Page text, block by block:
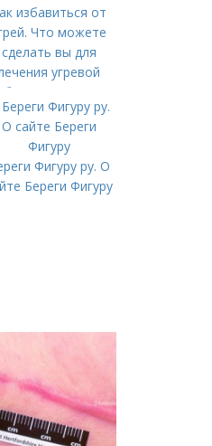
избавиться от
Что можете
сделать вы для
угревой
болезни (акне)
Фигуру ру. О
Береги Фигуру